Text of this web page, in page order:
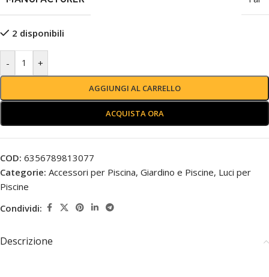
2 disponibili
- +
AGGIUNGI AL CARRELLO
ACQUISTA ORA
COD: 6356789813077
Categorie: Accessori per Piscina, Giardino e Piscine, Luci per
Piscine
Condividi:
Descrizione